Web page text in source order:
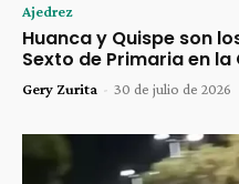
Ajedrez
Huanca y Quispe son
Sexto de Primaria en
Gery Zurita - 30 de julio de 2026